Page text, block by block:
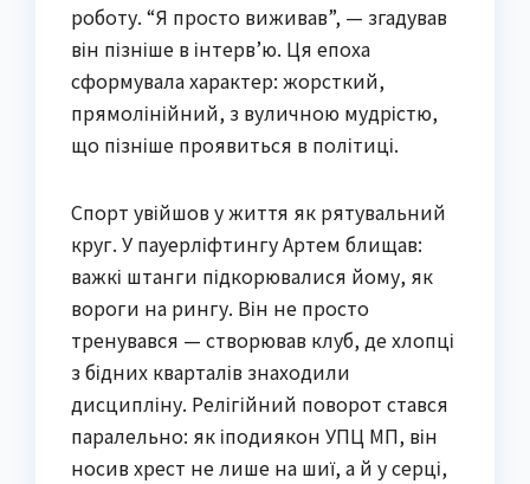
роботу. “Я просто виживав”, — згадував
він пізніше в інтерв’ю. Ця епоха
сформувала характер: жорсткий,
прямолінійний, з вуличною мудрістю,
що пізніше проявиться в політиці.
Спорт увійшов у життя як рятувальний
круг. У пауерліфтингу Артем блищав:
важкі штанги підкорювалися йому, як
вороги на рингу. Він не просто
тренувався — створював клуб, де хлопці
з бідних кварталів знаходили
дисципліну. Релігійний поворот стався
паралельно: як іподиякон УПЦ МП, він
носив хрест не лише на шиї, а й у серці,